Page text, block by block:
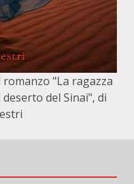
"La ragazza
del Sinai", di